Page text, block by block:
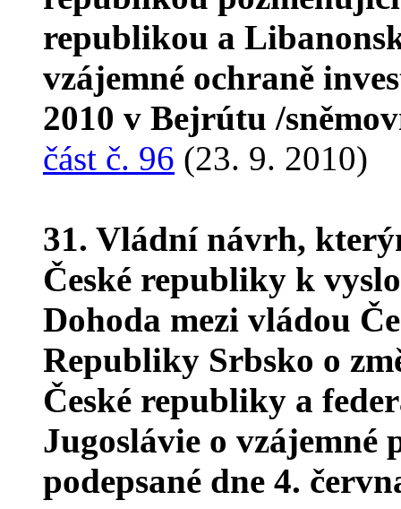
republikou a
vzájemné ochraně
2010 v Bejrútu /
část č. 96 (23. 9. 2010)
31. Vládní návrh,
České republiky k
Dohoda mezi vládou
Republiky Srbsko o
České republiky a
Jugoslávie o vzájemné
podepsané dne 4.